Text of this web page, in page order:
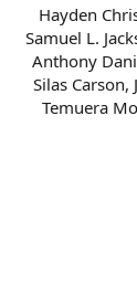
Hayden
Samuel L.
Anthony
Silas Carson,
Temuera